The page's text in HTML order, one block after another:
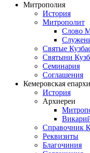
Митрополия
История
Митрополит
Слово
Святые
Святыни
Семинария
Соглашения
Кемеровская
История
Архиереи
Справочник
Реквизиты
Благочиния